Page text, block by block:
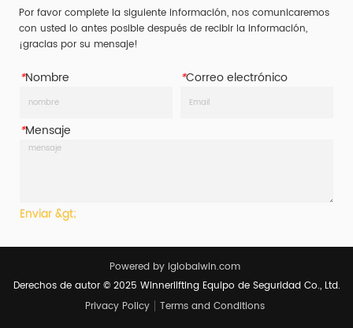
Por favor complete la siguiente información, nos comunicaremos
con usted lo antes posible después de recibir la información,
¡gracias por su mensaje!
*Nombre *Correo electrónico
*Mensaje
Enviar &gt;
Powered by iglobalwin.com
Derechos de autor © 2025 Winnerlifting Equipo de Seguridad Co., Ltd.
Privacy Policy
Terms and Conditions